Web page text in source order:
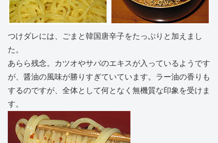
つけダレには、ごまと韓国唐辛子をたっぷりと加えまし
た。
あらら残念。カツオやサバのエキスが入っているようです
が、醤油の風味が勝りすぎていています。ラー油の香りも
するのですが、全体として何となく無機質な印象を受けま
す。